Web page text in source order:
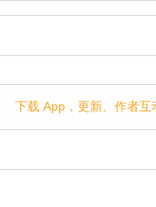
下载 App，更新、作者